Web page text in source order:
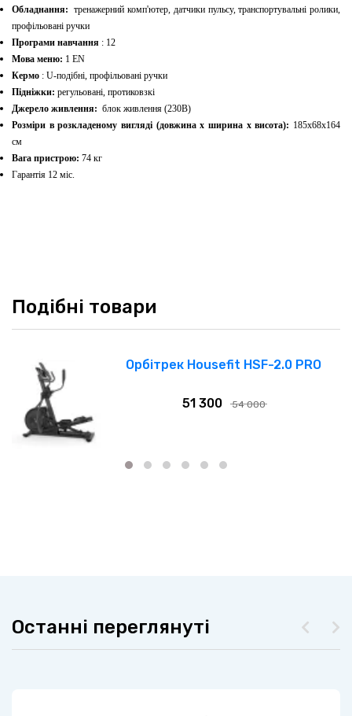
Обладнання: тренажерний комп'ютер, датчики пульсу, транспортувальні ролики,
профільовані ручки
Програми навчання : 12
Мова меню: 1 EN
Кермо : U-подібні, профільовані ручки
Підніжки: регульовані, протиковзкі
Джерело живлення: блок живлення (230В)
Розміри в розкладеному вигляді (довжина х ширина х висота): 185x68x164
см
Вага пристрою: 74 кг
Гарантія 12 міс.
Подібні товари
Орбітрек Housefit HSF-2.0 PRO
51 300 54 000
Останні переглянуті